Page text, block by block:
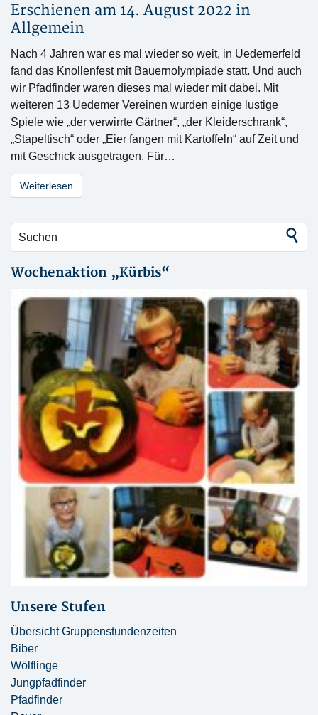
Erschienen am 14. August 2022 in
Allgemein
Nach 4 Jahren war es mal wieder so weit, in Uedemerfeld
fand das Knollenfest mit Bauernolympiade statt. Und auch
wir Pfadfinder waren dieses mal wieder mit dabei. Mit
weiteren 13 Uedemer Vereinen wurden einige lustige
Spiele wie „der verwirrte Gärtner“, „der Kleiderschrank“,
„Stapeltisch“ oder „Eier fangen mit Kartoffeln“ auf Zeit und
mit Geschick ausgetragen. Für…
Weiterlesen
Wochenaktion „Kürbis“
Unsere Stufen
Übersicht Gruppenstundenzeiten
Biber
Wölflinge
Jungpfadfinder
Pfadfinder